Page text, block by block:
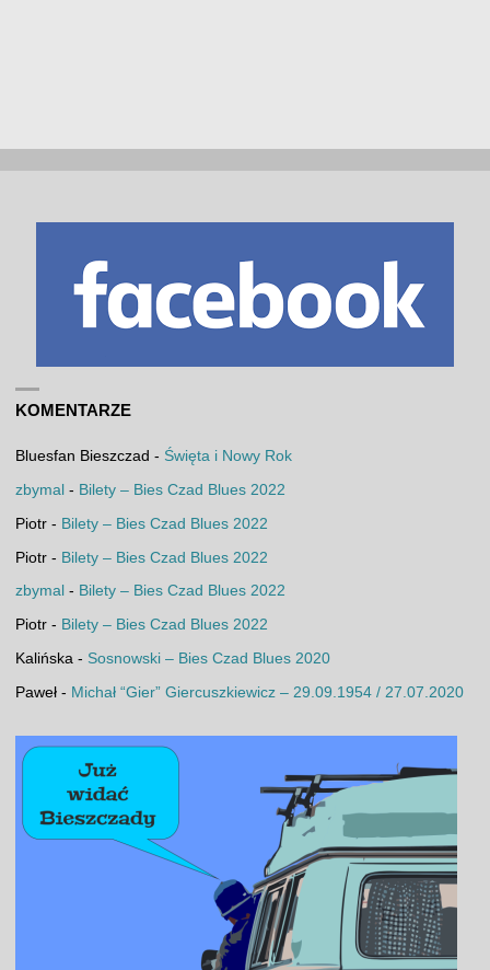
KOMENTARZE
Bluesfan Bieszczad - Święta i Nowy Rok
zbymal - Bilety – Bies Czad Blues 2022
Piotr- Bilety – Bies Czad Blues 2022
Piotr- Bilety – Bies Czad Blues 2022
zbymal - Bilety – Bies Czad Blues 2022
Piotr- Bilety – Bies Czad Blues 2022
Kalińska - Sosnowski – Bies Czad Blues 2020
Paweł- Michał “Gier” Giercuszkiewicz – 29.09.1954 / 27.07.2020